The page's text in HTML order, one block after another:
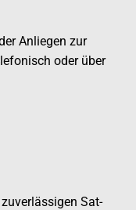
Anliegen zur
oder über
Sat-